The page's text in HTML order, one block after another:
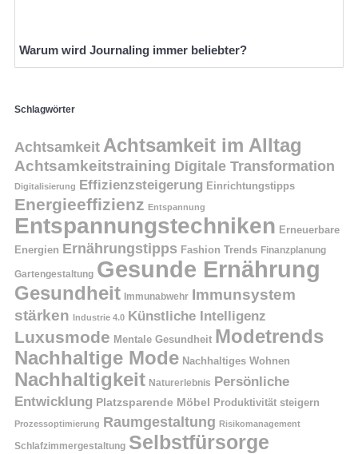
Warum wird Journaling immer beliebter?
Schlagwörter
Achtsamkeit Achtsamkeit im Alltag
Achtsamkeitstraining Digitale Transformation
Digitalisierung Effizienzsteigerung Einrichtungstipps
Energieeffizienz Entspannung
Entspannungstechniken Erneuerbare
Energien Ernährungstipps Fashion Trends Finanzplanung
Gartengestaltung Gesunde Ernährung
Gesundheit Immunabwehr Immunsystem
stärken Industrie 4.0 Künstliche Intelligenz
Luxusmode Mentale Gesundheit Modetrends
Nachhaltige Mode Nachhaltiges Wohnen
Nachhaltigkeit Naturerlebnis Persönliche
Entwicklung Platzsparende Möbel Produktivität steigern
Prozessoptimierung Raumgestaltung Risikomanagement
Schlafzimmergestaltung Selbstfürsorge